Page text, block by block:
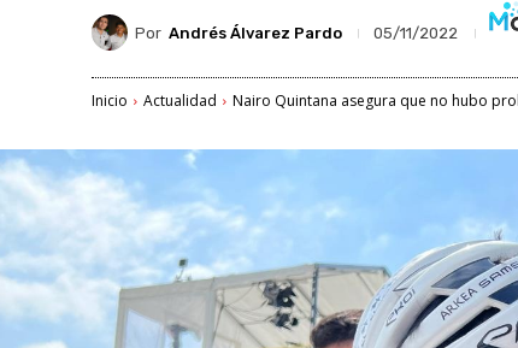
Por Andrés Álvarez Pardo 05/11/2022
Inicio Actualidad Nairo Quintana asegura que no hubo